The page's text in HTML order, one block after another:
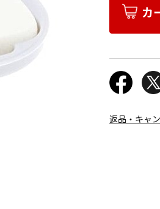
カ
返品・キャ